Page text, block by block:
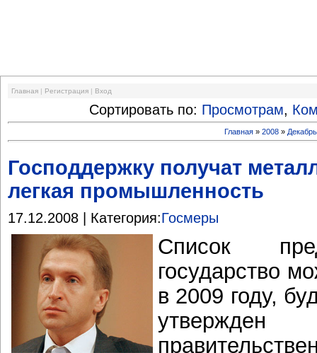
Главная | Регистрация | Вход
Сортировать по: Просмотрам,
Главная »2008 » Декабрь
Господдержку получат
легкая промышленность
17.12.2008 | Категория:Госмеры
Список
государство
в 2009 году,